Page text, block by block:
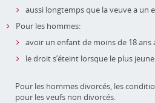
aussi longtemps que la veuve a un
Pour les hommes:
avoir un enfant de moins de 18
le droit s’éteint lorsque le plus
Pour les hommes divorcés, les
pour les veufs non divorcés.